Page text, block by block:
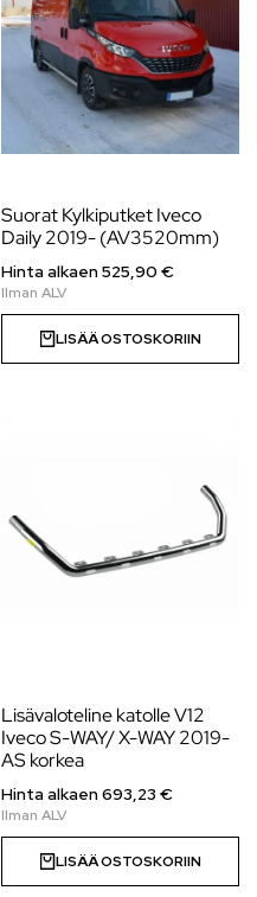
Suorat Kylkiputket Iveco
Daily 2019- (AV3520mm)
Hinta alkaen525,90 €
LISÄÄ OSTOSKORIIN
Lisävaloteline katolle V12
Iveco S-WAY/ X-WAY 2019-
AS korkea
Hinta alkaen693,23 €
LISÄÄ OSTOSKORIIN